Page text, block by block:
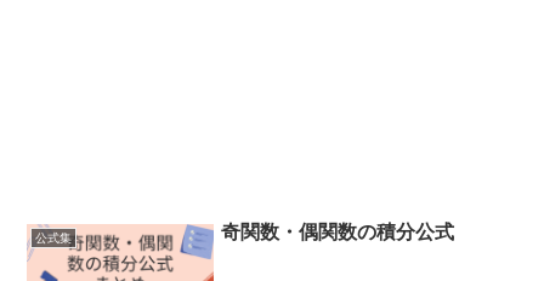
公式集 奇関数・偶関数の積分公式